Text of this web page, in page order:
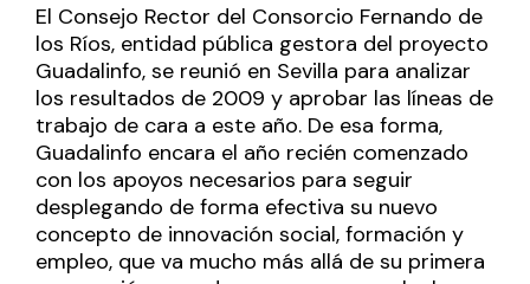
El Consejo Rector del Consorcio Fernando de
los Ríos, entidad pública gestora del proyecto
Guadalinfo, se reunió en Sevilla para analizar
los resultados de 2009 y aprobar las líneas de
trabajo de cara a este año. De esa forma,
Guadalinfo encara el año recién comenzado
con los apoyos necesarios para seguir
desplegando de forma efectiva su nuevo
concepto de innovación social, formación y
empleo, que va mucho más allá de su primera